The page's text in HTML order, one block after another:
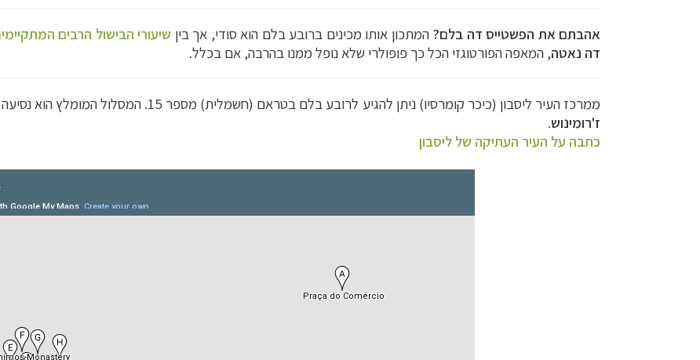
אהבתם את הפשטייס דה בלם?המתכון אותו מכינים ברובע בלם הוא סודי, אך בין שיעורי הבישול הרבים
דה נאטה, המאפה הפורטוגזי הכל כך פופולרי שלא נופל ממנו בהרבה, אם בכלל.
ממרכז העיר ליסבון (כיכר קומרסיו) ניתן להגיע לרובע בלם בטראם (חשמלית) מספר 15. המסלול המומלץ הוא נסיעה עד
ז'רומינוש.
כתבה על העיר העתיקה של ליסבון